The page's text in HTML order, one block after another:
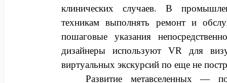
клинических случаев. В
техникам выполнять ремонт и
пошаговые указания
дизайнеры используют VR для
виртуальных экскурсий по еще не
Развитие метавселенных —